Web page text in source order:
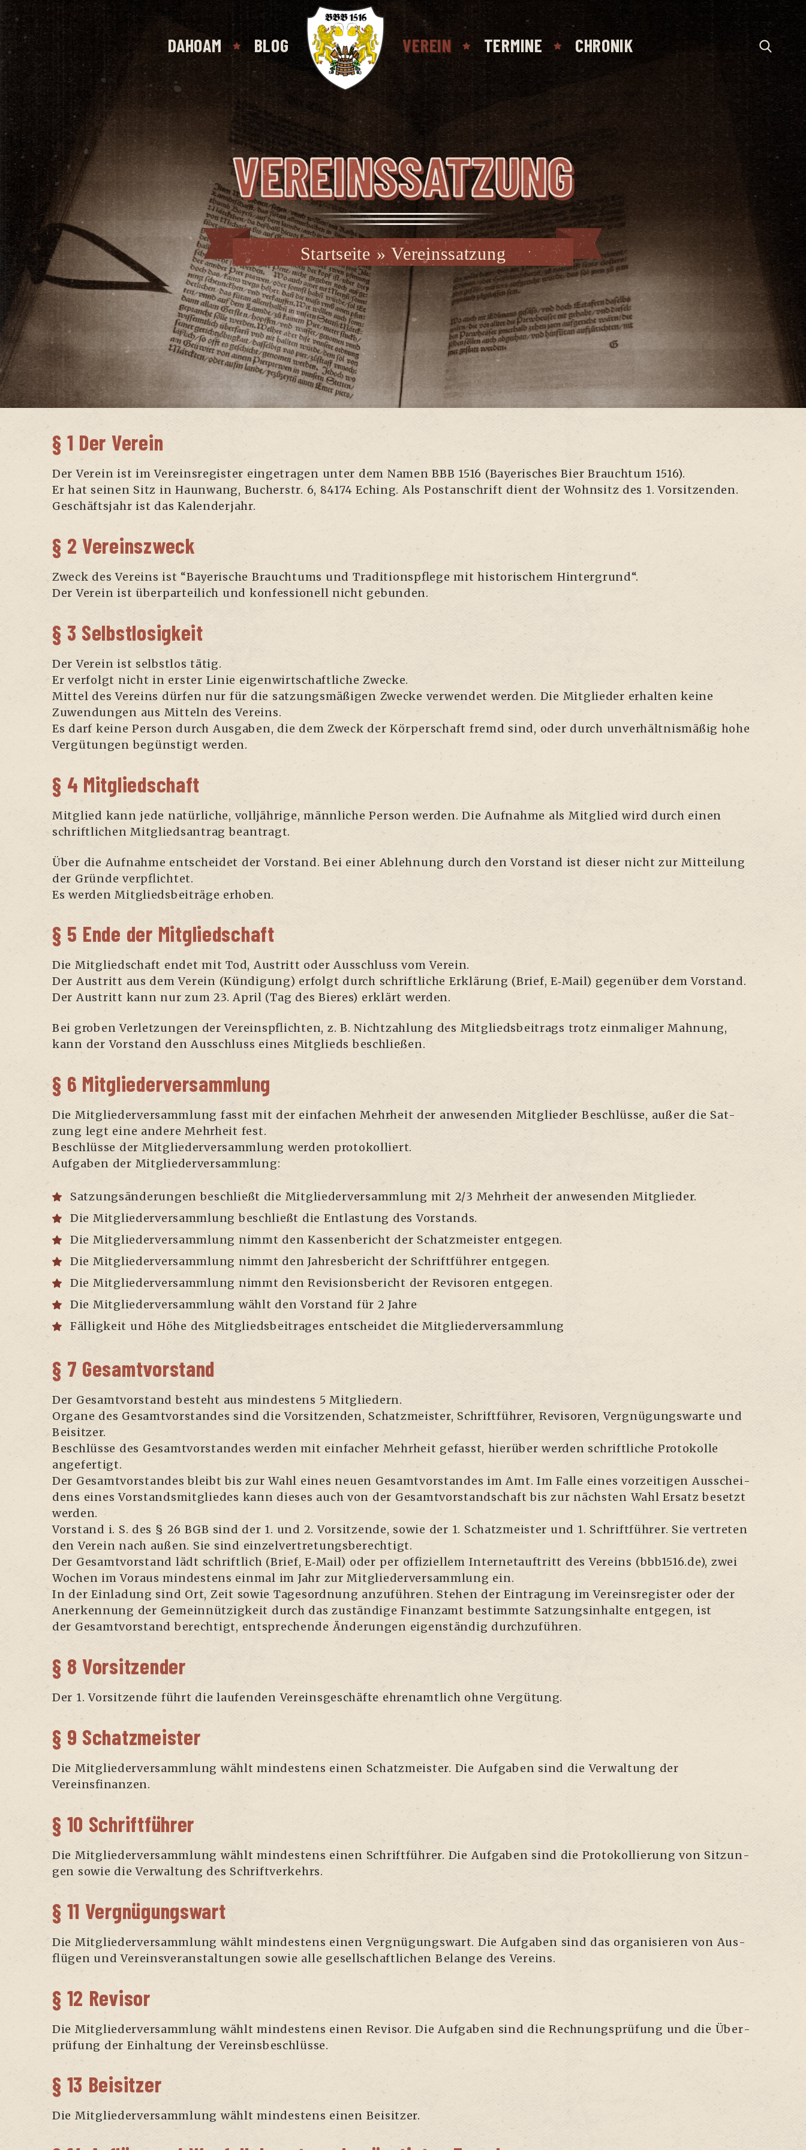
DAHOAM BLOG VEREIN TERMINE CHRONIK
VER­EINS­SAT­ZUNG
Startseite»Vereinssatzung
§ 1 Der Verein
Der Ver­ein ist im Ver­eins­re­gis­ter ein­ge­tra­gen unter dem Namen BBB 1516 (Baye­ri­sches Bier Brauch­tum 1516).
Er hat sei­nen Sitz in Haun­wang, Buch­erstr. 6, 84174 Eching. Als Post­an­schrift dient der Wohn­sitz des 1. Vor­sit­zen­den.
Geschäfts­jahr ist das Kalenderjahr.
§ 2 Vereinszweck
Zweck des Ver­eins ist “Baye­ri­sche Brauch­tums und Tra­di­ti­ons­pfle­ge mit his­to­ri­schem Hin­ter­grund“.
Der Ver­ein ist über­par­tei­lich und kon­fes­sio­nell nicht gebunden.
§ 3 Selbstlosigkeit
Der Ver­ein ist selbst­los tätig.
Er ver­folgt nicht in ers­ter Linie eigen­wirt­schaft­li­che Zwe­cke.
Mit­tel des Ver­eins dür­fen nur für die sat­zungs­mä­ßi­gen Zwe­cke ver­wen­det wer­den. Die Mit­glie­der erhal­ten kei­ne
Zuwen­dun­gen aus Mit­teln des Ver­eins.
Es darf kei­ne Per­son durch Aus­ga­ben, die dem Zweck der Kör­per­schaft fremd sind, oder durch unver­hält­nis­mä­ßig hohe
Ver­gü­tun­gen begüns­tigt werden.
§ 4 Mitgliedschaft
Mit­glied kann jede natür­li­che, voll­jäh­ri­ge, männ­li­che Per­son wer­den. Die Auf­nah­me als Mit­glied wird durch einen
schrift­li­chen Mit­glieds­an­trag beantragt.
Über die Auf­nah­me ent­schei­det der Vor­stand. Bei einer Ableh­nung durch den Vor­stand ist die­ser nicht zur Mit­tei­lung
der Grün­de ver­pflich­tet.
Es wer­den Mit­glieds­bei­trä­ge erhoben.
§ 5 Ende der Mitgliedschaft
Die Mit­glied­schaft endet mit Tod, Aus­tritt oder Aus­schluss vom Ver­ein.
Der Aus­tritt aus dem Ver­ein (Kün­di­gung) erfolgt durch schrift­li­che Erklä­rung (Brief, E‑Mail) gegen­über dem Vor­stand.
Der Aus­tritt kann nur zum 23. April (Tag des Bie­res) erklärt werden.
Bei gro­ben Ver­let­zun­gen der Ver­eins­pflich­ten, z. B. Nicht­zah­lung des Mit­glieds­bei­trags trotz ein­ma­li­ger Mah­nung,
kann der Vor­stand den Aus­schluss eines Mit­glieds beschließen.
§ 6 Mitgliederversammlung
Die Mit­glie­der­ver­samm­lung fasst mit der ein­fa­chen Mehr­heit der anwe­sen­den Mit­glie­der Beschlüs­se, außer die Sat­
zung legt eine ande­re Mehr­heit fest.
Beschlüs­se der Mit­glie­der­ver­samm­lung wer­den pro­to­kol­liert.
Auf­ga­ben der Mitgliederversammlung:
Sat­zungs­än­de­run­gen beschließt die Mit­glie­der­ver­samm­lung mit 2/3 Mehr­heit der anwe­sen­den Mitglieder.
Die Mit­glie­der­ver­samm­lung beschließt die Ent­las­tung des Vorstands.
Die Mit­glie­der­ver­samm­lung nimmt den Kas­sen­be­richt der Schatz­meis­ter entgegen.
Die Mit­glie­der­ver­samm­lung nimmt den Jah­res­be­richt der Schrift­füh­rer entgegen.
Die Mit­glie­der­ver­samm­lung nimmt den Revi­si­ons­be­richt der Revi­so­ren entgegen.
Die Mit­glie­der­ver­samm­lung wählt den Vor­stand für 2 Jahre
Fäl­lig­keit und Höhe des Mit­glieds­bei­tra­ges ent­schei­det die Mitgliederversammlung
§ 7 Gesamtvorstand
Der Gesamt­vor­stand besteht aus min­des­tens 5 Mit­glie­dern.
Orga­ne des Gesamt­vor­stan­des sind die Vor­sit­zen­den, Schatz­meis­ter, Schrift­füh­rer, Revi­so­ren, Ver­gnü­gungs­war­te und
Bei­sit­zer.
Beschlüs­se des Gesamt­vor­stan­des wer­den mit ein­fa­cher Mehr­heit gefasst, hier­über wer­den schrift­li­che Pro­to­kol­le
ange­fer­tigt.
Der Gesamt­vor­stan­des bleibt bis zur Wahl eines neu­en Gesamt­vor­stan­des im Amt. Im Fal­le eines vor­zei­ti­gen Aus­schei­
dens eines Vor­stands­mit­glie­des kann die­ses auch von der Gesamt­vor­stand­schaft bis zur nächs­ten Wahl Ersatz besetzt
wer­den.
Vor­stand i. S. des § 26 BGB sind der 1. und 2. Vor­sit­zen­de, sowie der 1. Schatz­meis­ter und 1. Schrift­füh­rer. Sie ver­tre­ten
den Ver­ein nach außen. Sie sind ein­zel­ver­tre­tungs­be­rech­tigt.
Der Gesamt­vor­stand lädt schrift­lich (Brief, E‑Mail) oder per offi­zi­el­lem Inter­net­auf­tritt des Ver­eins (bbb1516.de), zwei
Wochen im Vor­aus min­des­tens ein­mal im Jahr zur Mit­glie­der­ver­samm­lung ein.
In der Ein­la­dung sind Ort, Zeit sowie Tages­ord­nung anzu­füh­ren. Ste­hen der Ein­tra­gung im Ver­eins­re­gis­ter oder der
Aner­ken­nung der Gemein­nüt­zig­keit durch das zustän­di­ge Finanz­amt bestimm­te Sat­zungs­in­hal­te ent­ge­gen, ist
der Gesamt­vor­stand berech­tigt, ent­spre­chen­de Ände­run­gen eigen­stän­dig durchzuführen.
§ 8 Vorsitzender
Der 1. Vor­sit­zen­de führt die lau­fen­den Ver­eins­ge­schäf­te ehren­amt­lich ohne Vergütung.
§ 9 Schatzmeister
Die Mit­glie­der­ver­samm­lung wählt min­des­tens einen Schatz­meis­ter. Die Auf­ga­ben sind die Ver­wal­tung der
Vereinsfinanzen.
§ 10 Schriftführer
Die Mit­glie­der­ver­samm­lung wählt min­des­tens einen Schrift­füh­rer. Die Auf­ga­ben sind die Pro­to­kol­lie­rung von Sit­zun­
gen sowie die Ver­wal­tung des Schriftverkehrs.
§ 11 Vergnügungswart
Die Mit­glie­der­ver­samm­lung wählt min­des­tens einen Ver­gnü­gungs­wart. Die Auf­ga­ben sind das orga­ni­sie­ren von Aus­
flü­gen und Ver­eins­ver­an­stal­tun­gen sowie alle gesell­schaft­li­chen Belan­ge des Vereins.
§ 12 Revisor
Die Mit­glie­der­ver­samm­lung wählt min­des­tens einen Revi­sor. Die Auf­ga­ben sind die Rech­nungs­prü­fung und die Über­
prü­fung der Ein­hal­tung der Vereinsbeschlüsse.
§ 13 Beisitzer
Die Mit­glie­der­ver­samm­lung wählt min­des­tens einen Beisitzer.